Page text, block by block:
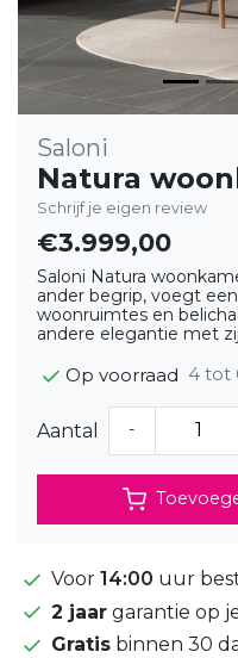
Saloni
Natura
Schrijf je eigen review
€3.999,00
Saloni Natura
ander begrip, voegt
woonruimtes en
andere elegantie met
Op voorraad 4 tot
Aantal -
Voor 14:00 uur
2 jaar garantie op
Gratis binnen 30